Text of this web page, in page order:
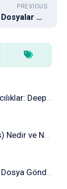
PREVIOUS
Veri Kurtarma Yöntemleri: Silinen Dosyalar Nasıl Geri Getirilir?
Yapay Zeka Destekli Dolandırıcılıklar: Deepfake, Ses Klonlama ve Sahte İçeriklere Karşı Korunma Rehberi
Kısayol Virüsü (Shortcut Virus) Nedir ve Nasıl Temizlenir? Kapsamlı Rehber
Git Kullanımı ve Git Reposuna Dosya Gönderimi (Adım Adım Rehber)